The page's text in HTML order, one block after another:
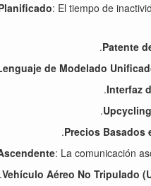
: El tiempo de
Patente
de Modelado
Interfaz
Upcycling
Precios Basados
: La comunicación
Vehículo Aéreo No Tripulado